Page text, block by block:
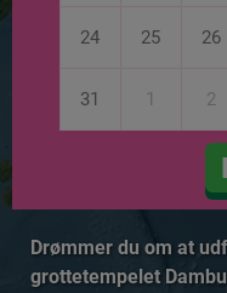
24 25 26
31 1 2
Drømmer du om at
grottetempelet